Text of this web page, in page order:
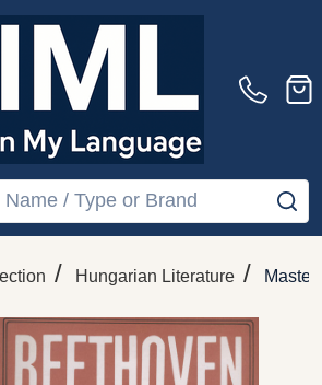
/ Hungarian Literature /